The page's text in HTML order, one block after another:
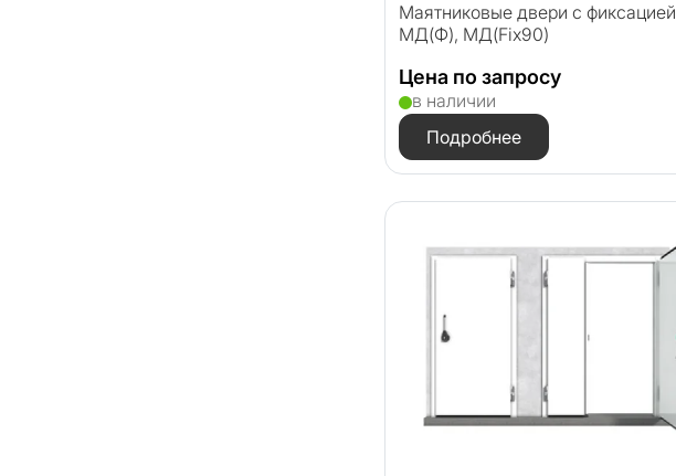
Маятниковые двери с фиксацией
МД(Ф), МД(Fix90)
Цена по запросу
в наличии
Подробнее